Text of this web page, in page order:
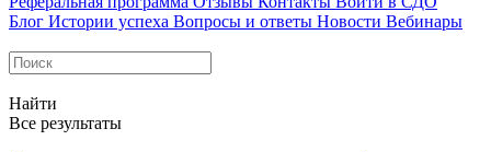
Блог Истории успеха Вопросы и ответы Новости Вебинары
Найти
Все результаты